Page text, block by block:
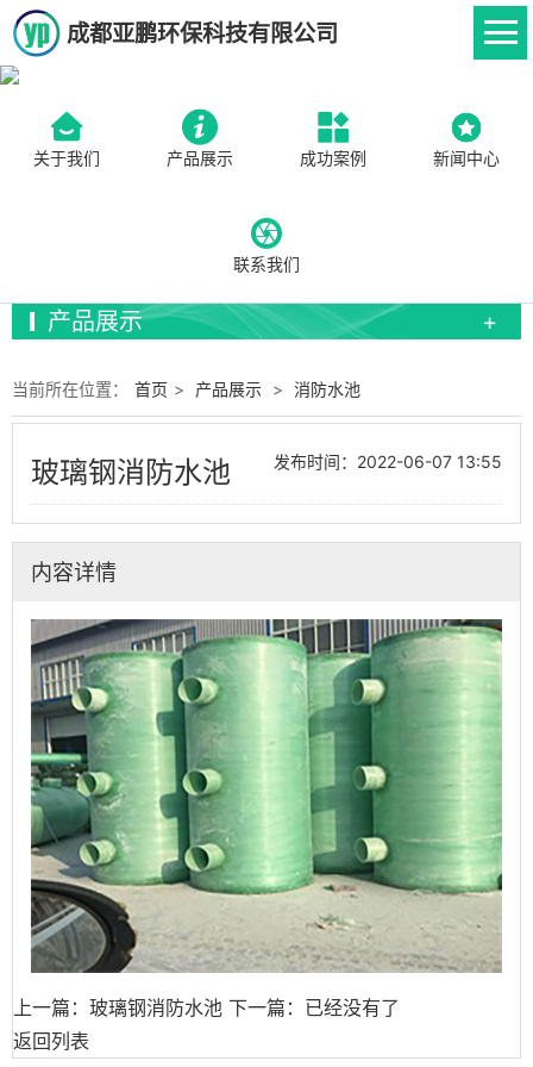
成都亚鹏环保科技有限公司
关于我们 产品展示 成功案例 新闻中心
联系我们
产品展示
当前所在位置： 首页 > 产品展示 > 消防水池
玻璃钢消防水池 发布时间：2022-06-07 13:55
内容详情
上一篇：玻璃钢消防水池 下一篇：已经没有了
返回列表